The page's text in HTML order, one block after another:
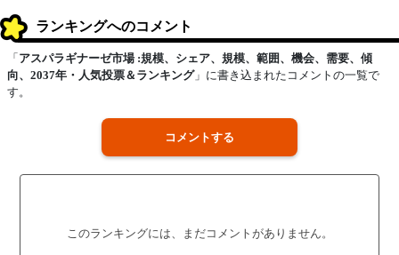
ランキングへのコメント
「 アスパラギナーゼ市場 :規模、シェア、規模、範囲、機会、需要、傾
向、2037年・人気投票＆ランキング」に書き込まれたコメントの一覧で
す。
コメントする
このランキングには、まだコメントがありません。